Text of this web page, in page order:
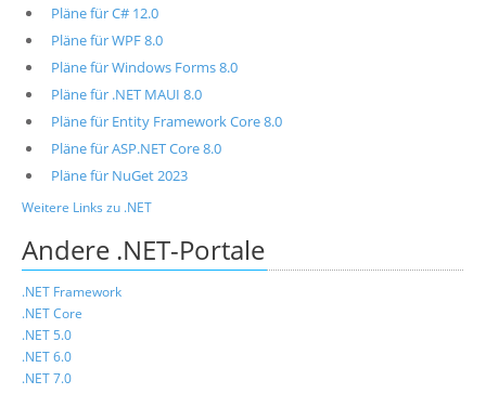
Pläne für C# 12.0
Pläne für WPF 8.0
Pläne für Windows Forms 8.0
Pläne für .NET MAUI 8.0
Pläne für Entity Framework Core 8.0
Pläne für ASP.NET Core 8.0
Pläne für NuGet 2023
Weitere Links zu .NET
Andere .NET-Portale
.NET Framework
.NET Core
.NET 5.0
.NET 6.0
.NET 7.0